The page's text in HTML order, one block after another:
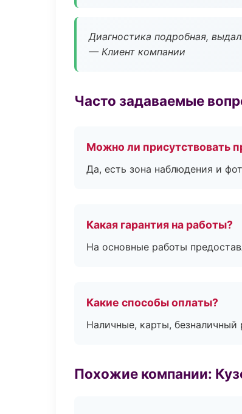
Диагностика подробная,
— Клиент компании
Часто задаваемые
Можно ли присутствовать
Да, есть зона наблюдения и
Какая гарантия на работы?
На основные работы
Какие способы оплаты?
Наличные, карты, безналичный
Похожие компании: